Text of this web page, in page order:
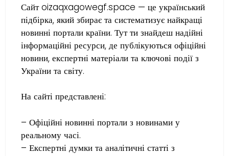
Сайт oizaqxagowegf.space — це український
підбірка, який збирає та систематизує найкращі
новинні портали країни. Тут ти знайдеш надійні
інформаційні ресурси, де публікуються офіційні
новини, експертні матеріали та ключові події з
України та світу.
На сайті представлені:
– Офіційні новинні портали з новинами у
реальному часі.
– Експертні думки та аналітичні статті з